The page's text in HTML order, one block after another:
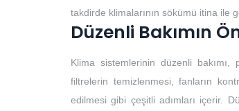
takdirde klimalarının sökümü itina ile
Düzenli Bakımın
Klima sistemlerinin düzenli
filtrelerin temizlenmesi, fanların
edilmesi gibi çeşitli adımları içerir.